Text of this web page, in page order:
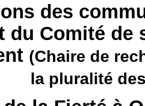
des
du Comité de
(Chaire de
la pluralité